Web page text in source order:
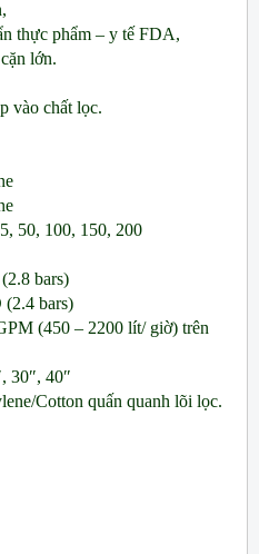
thực phẩm – y tế FDA,
lớn.
vào chất lọc.
50, 100, 150, 200
bars)
(2.4 bars)
(450 – 2200 lít/ giờ) trên
30″, 40″
Cotton quấn quanh lõi lọc.